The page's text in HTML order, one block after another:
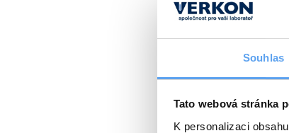
Souhlas
Tato webová stránka
K personalizaci